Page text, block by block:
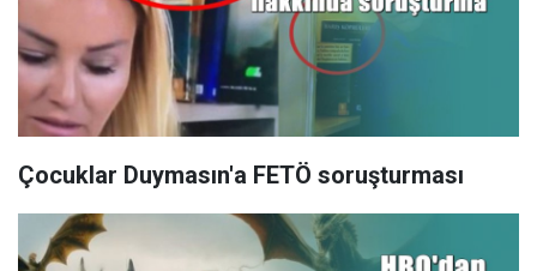
Çocuklar Duymasın'a FETÖ soruşturması